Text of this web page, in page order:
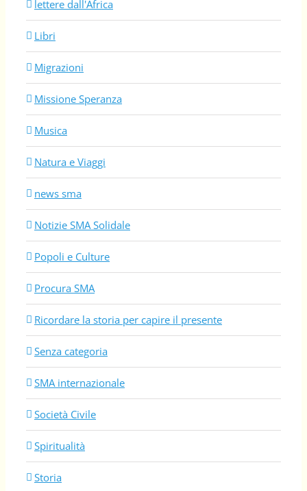
lettere dall'Africa
Libri
Migrazioni
Missione Speranza
Musica
Natura e Viaggi
news sma
Notizie SMA Solidale
Popoli e Culture
Procura SMA
Ricordare la storia per capire il presente
Senza categoria
SMA internazionale
Società Civile
Spiritualità
Storia